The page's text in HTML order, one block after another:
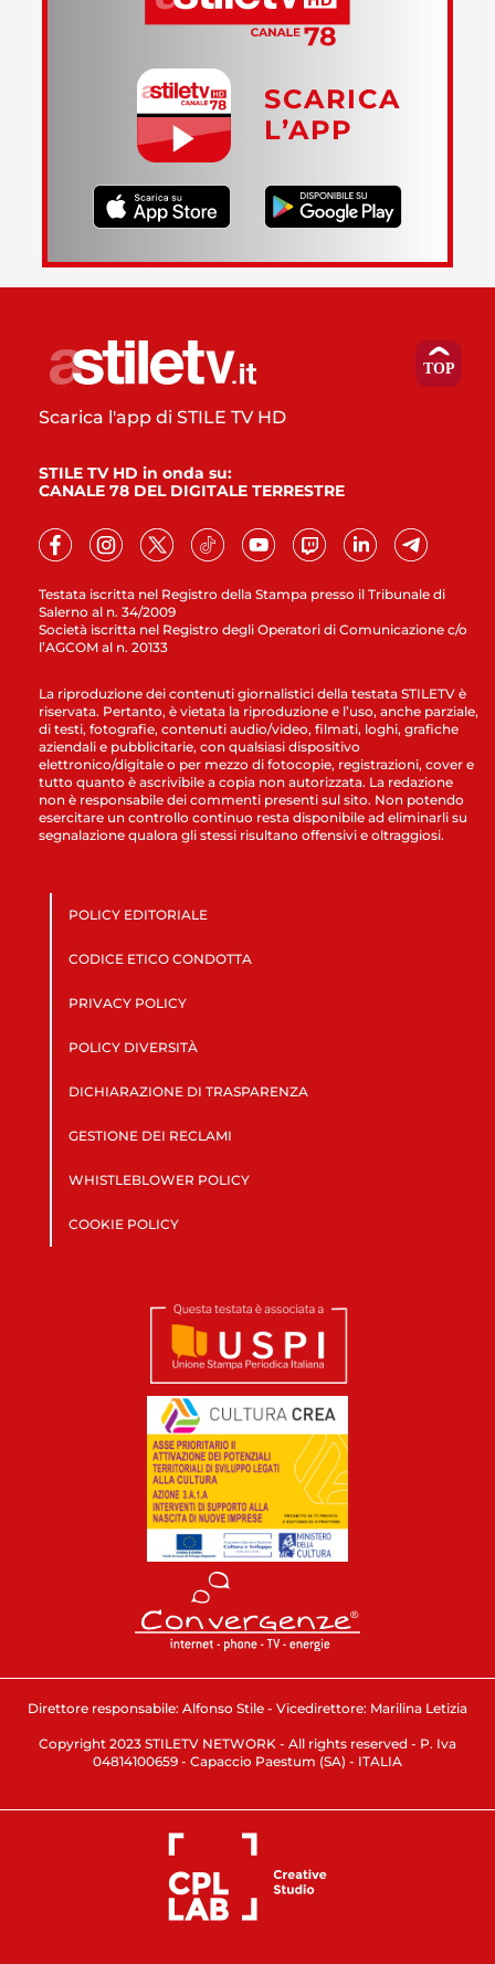
SCARICA
L’APP
Testata iscritta nel Registro della Stampa presso il Tribunale di
Salerno al n. 34/2009
Società iscritta nel Registro degli Operatori di Comunicazione c/o
l’AGCOM al n. 20133
Scarica l'app di STILE TV HD
STILE TV HD in onda su:
CANALE 78 DEL DIGITALE TERRESTRE
La riproduzione dei contenuti giornalistici della testata STILETV è
riservata. Pertanto, è vietata la riproduzione e l’uso, anche parziale,
di testi, fotografie, contenuti audio/video, filmati, loghi, grafiche
aziendali e pubblicitarie, con qualsiasi dispositivo
elettronico/digitale o per mezzo di fotocopie, registrazioni, cover e
tutto quanto è ascrivibile a copia non autorizzata. La redazione
non è responsabile dei commenti presenti sul sito. Non potendo
esercitare un controllo continuo resta disponibile ad eliminarli su
segnalazione qualora gli stessi risultano offensivi e oltraggiosi.
POLICY EDITORIALE
CODICE ETICO CONDOTTA
PRIVACY POLICY
POLICY DIVERSITÀ
DICHIARAZIONE DI TRASPARENZA
GESTIONE DEI RECLAMI
WHISTLEBLOWER POLICY
COOKIE POLICY
Direttore responsabile: Alfonso Stile - Vicedirettore: Marilina Letizia
Copyright 2023 STILETV NETWORK - All rights reserved - P. Iva
04814100659 - Capaccio Paestum (SA) - ITALIA